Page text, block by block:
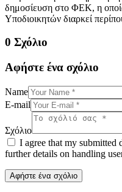
δημοσίευση στο ΦΕΚ, η
Υποδιοικητών διαρκεί
0 Σχόλιο
Αφήστε ένα σχόλιο
Name
E-mail
Σχόλιο
I agree that my submitted
further details on handling